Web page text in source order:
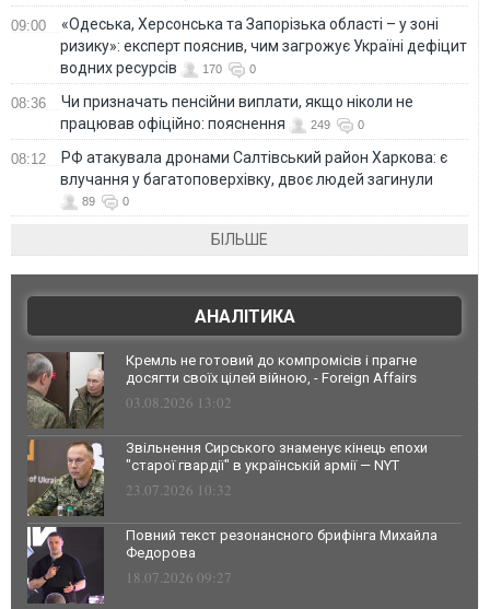
09:00
«Одеська, Херсонська та Запорізька області – у зоні
ризику»: експерт пояснив, чим загрожує Україні дефіцит
водних ресурсів
170 0
08:36
Чи призначать пенсійни виплати, якщо ніколи не
працював офіційно: пояснення
249 0
08:12
РФ атакувала дронами Салтівський район Харкова: є
влучання у багатоповерхівку, двоє людей загинули
89 0
БІЛЬШЕ
АНАЛІТИКА
Кремль не готовий до компромісів і прагне
досягти своїх цілей війною, - Foreign Affairs
03.08.2026 13:02
Звільнення Сирського знаменує кінець епохи
"старої гвардії" в українській армії — NYT
23.07.2026 10:32
Повний текст резонансного брифінга Михайла
Федорова
18.07.2026 09:27